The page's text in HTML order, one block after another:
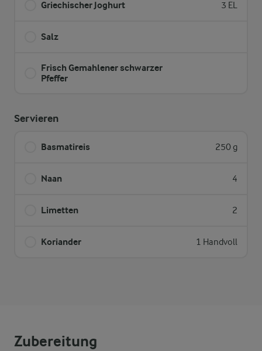
Griechischer Joghurt 3 EL
Salz
Frisch Gemahlener schwarzer
Pfeffer
Servieren
Basmatireis 250 g
Naan 4
Limetten 2
Koriander 1 Handvoll
Zubereitung